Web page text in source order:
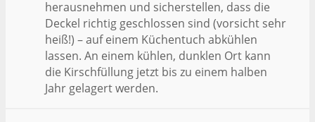
herausnehmen und sicherstellen, dass die
Deckel richtig geschlossen sind (vorsicht sehr
heiß!) – auf einem Küchentuch abkühlen
lassen. An einem kühlen, dunklen Ort kann
die Kirschfüllung jetzt bis zu einem halben
Jahr gelagert werden.